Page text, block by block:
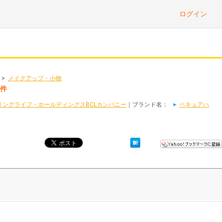
ログイン
> メイクアップ・小物
ングライフ・ホールディングスBCLカンパニー ｜ブランド名：
ベキュアハ